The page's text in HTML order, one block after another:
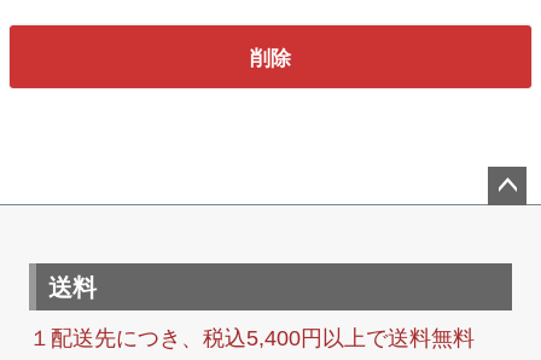
削除
ップ
送料
１配送先につき、税込5,400円以上で送料無料